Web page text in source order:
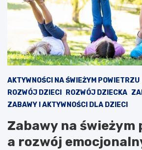
AKTYWNOŚCI NA ŚWIEŻYM POWIETRZU
ROZWÓJ DZIECI
ROZWÓJ DZIECKA
ZABAWY I AKTYWNOŚCI DLA DZIECI
Zabawy na
a rozwój